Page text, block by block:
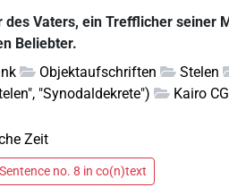
des Vaters, ein Trefflicher seiner
Beliebter.
Objektaufschriften Stelen
"Synodaldekrete")
Kairo
Zeit
Sentence no. 8 in co(n)text